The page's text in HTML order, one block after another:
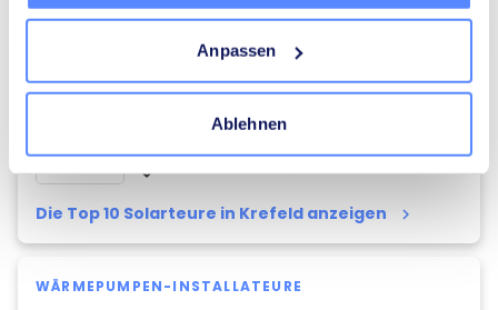
Anpassen
Ablehnen
(75)
Die Top 10 Solarteure in Krefeld anzeigen keyboard_arrow_right
place
WÄRMEPUMPEN-INSTALLATEURE